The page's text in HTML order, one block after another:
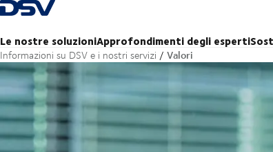
Torna alla pagina iniziale
Le nostre soluzioniApprofondimenti degli esperti
Informazioni su DSV e i nostri servizi Valori